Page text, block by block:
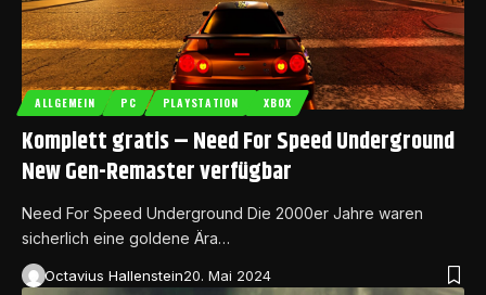
ALLGEMEIN PC PLAYSTATION XBOX
Komplett gratis – Need For Speed Underground
New Gen-Remaster verfügbar
Need For Speed Underground Die 2000er Jahre waren
sicherlich eine goldene Ära…
Octavius Hallenstein20. Mai 2024